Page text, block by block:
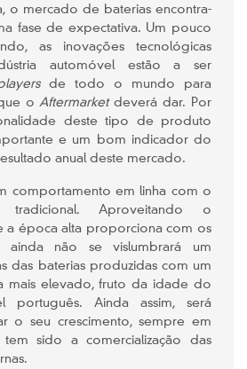
o mercado de baterias encontra-
fase de expectativa. Um pouco
as inovações tecnológicas
automóvel estão a ser
de todo o mundo para
oAftermarketdeverá dar. Por
deste tipo de produto
e um bom indicador do
anual deste mercado.
comportamento em linha com o
Aproveitando o
a época alta proporciona com os
ainda não se vislumbrará um
das baterias produzidas com um
mais elevado, fruto da idade do
português. Ainda assim, será
o seu crescimento, sempre em
sido a comercialização das